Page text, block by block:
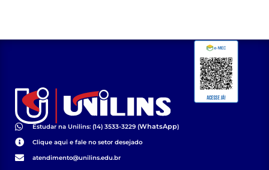
Estudar na Unilins: (14) 3533-3229 (WhatsApp)
Clique aqui e fale no setor desejado
atendimento@unilins.edu.br